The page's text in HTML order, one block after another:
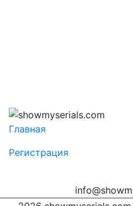
Главная
Регистрация